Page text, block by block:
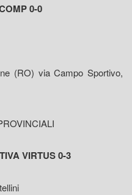
0-0
(RO) via Campo Sportivo,
VIRTUS 0-3